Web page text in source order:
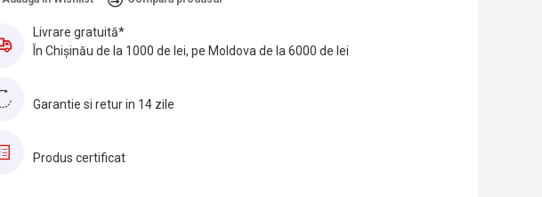
Livrare gratuită*
În Chișinău de la 1000 de lei, pe Moldova de la 6000 de lei
Garantie si retur in 14 zile
Produs certificat